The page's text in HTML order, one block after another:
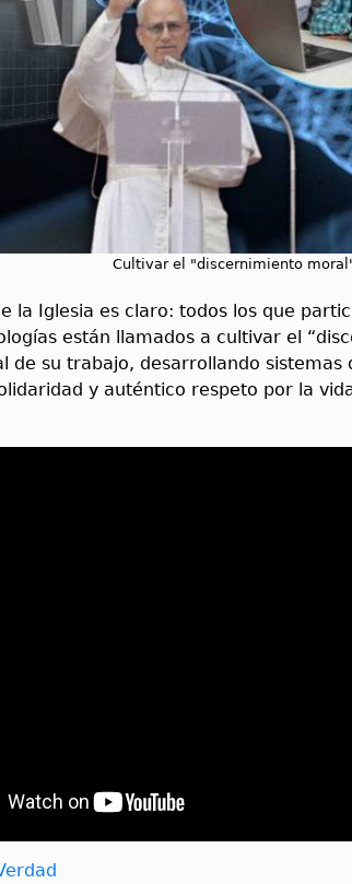
Cultivar el "discernimiento
la Iglesia es claro: todos los que
están llamados a cultivar el
de su trabajo, desarrollando sistemas
y auténtico respeto por la